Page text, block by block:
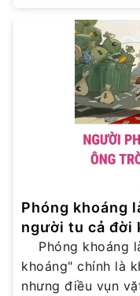
Phóng khoáng
người tu cả đời
Phóng khoáng
khoáng" chính là
nhưng điều vụn